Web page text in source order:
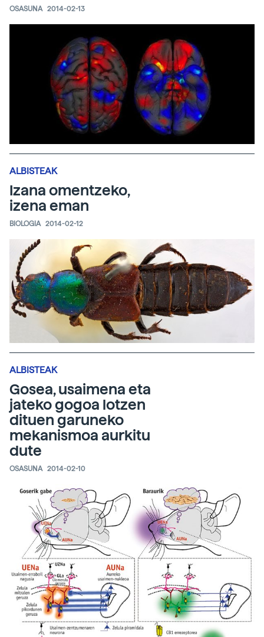
OSASUNA 2014-02-13
ALBISTEAK
Izana omentzeko,
izena eman
BIOLOGIA 2014-02-12
ALBISTEAK
Gosea, usaimena eta
jateko gogoa lotzen
dituen garuneko
mekanismoa aurkitu
dute
OSASUNA 2014-02-10